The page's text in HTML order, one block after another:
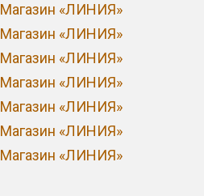
Магазин «ЛИНИЯ»
Магазин «ЛИНИЯ»
Магазин «ЛИНИЯ»
Магазин «ЛИНИЯ»
Магазин «ЛИНИЯ»
Магазин «ЛИНИЯ»
Магазин «ЛИНИЯ»